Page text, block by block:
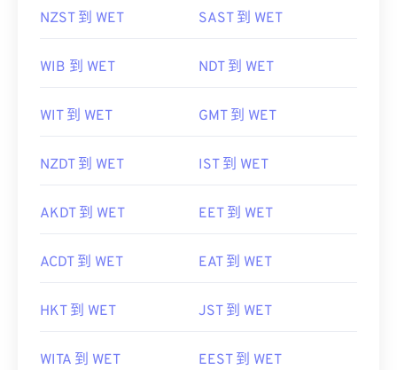
NZST 到 WET SAST 到 WET
WIB 到 WET NDT 到 WET
WIT 到 WET GMT 到 WET
NZDT 到 WET IST 到 WET
AKDT 到 WET EET 到 WET
ACDT 到 WET EAT 到 WET
HKT 到 WET JST 到 WET
WITA 到 WET EEST 到 WET